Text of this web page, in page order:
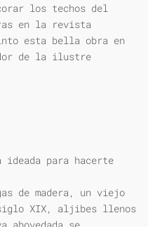
los techos del
en la revista
esta bella obra en
de la ilustre
ideada para hacerte
de madera, un viejo
XIX, aljibes llenos